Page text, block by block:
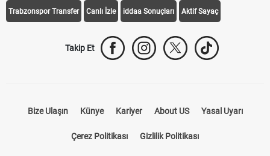
Trabzonspor Transfer Canlı İzle iddaa Sonuçları Aktif Sayaç
Takip Et
Bize Ulaşın Künye Kariyer About US Yasal Uyarı
Çerez Politikası Gizlilik Politikası